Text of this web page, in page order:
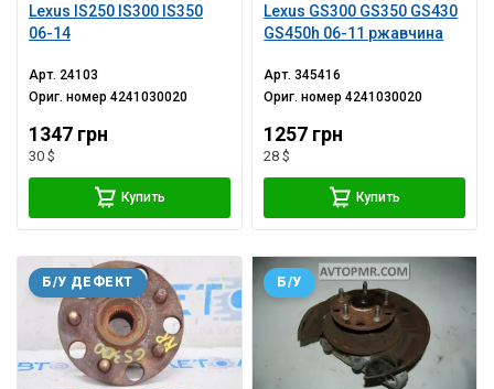
Lexus IS250 IS300 IS350
06-14
Арт. 24103
Ориг. номер4241030020
1347 грн
30 $
Купить
Lexus GS300 GS350 GS430
GS450h 06-11 ржавчина
Арт.345416
Ориг. номер4241030020
1257 грн
28 $
Купить
Б/У ДЕФЕКТ Б/У